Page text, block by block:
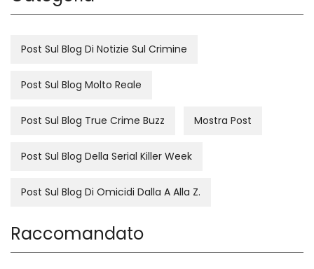
Post Sul Blog Di Notizie Sul Crimine
Post Sul Blog Molto Reale
Post Sul Blog True Crime Buzz Mostra Post
Post Sul Blog Della Serial Killer Week
Post Sul Blog Di Omicidi Dalla A Alla Z.
Raccomandato